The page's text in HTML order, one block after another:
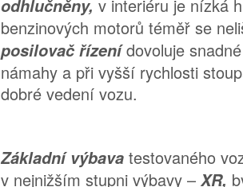
odhlučněny, v interiéru je nízká
benzinových motorů téměř se
posilovač řízenídovoluje
námahy a při vyšší rychlosti
dobré vedení vozu.
Základní výbava testovaného
v nejnižším stupni výbavy – XR,